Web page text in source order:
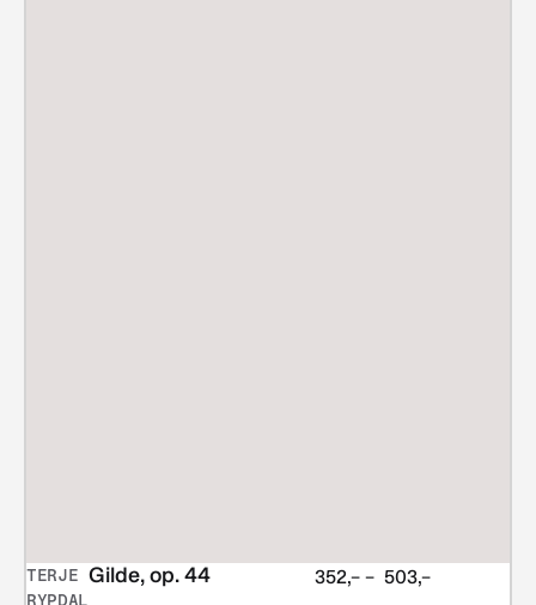
TERJE Gilde, op. 44 352,– – 503,–Prisområde: